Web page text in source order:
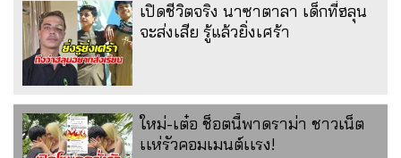
เปิดชีวิตจริง นาซาตาลา เด็กที่ฮลุน
จะส่งเสีย รู้แล้วยิ่งเศร้า
ใหม่-เต๋อ ช็อตนี้พาดราม่า ชาวเน็ต
เเห่รัวคอมเมนต์เเรง!